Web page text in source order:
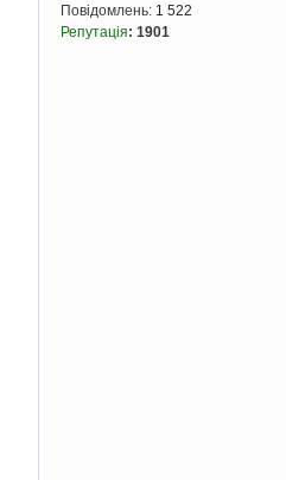
Повідомлень: 1 522
Репутація: 1901